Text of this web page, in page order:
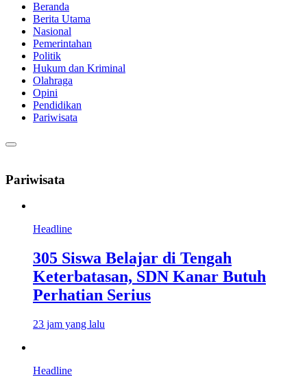
Beranda
Berita Utama
Nasional
Pemerintahan
Politik
Hukum dan Kriminal
Olahraga
Opini
Pendidikan
Pariwisata
Pariwisata
Headline
305 Siswa Belajar di Tengah
Keterbatasan, SDN Kanar Butuh
Perhatian Serius
23 jam yang lalu
Headline